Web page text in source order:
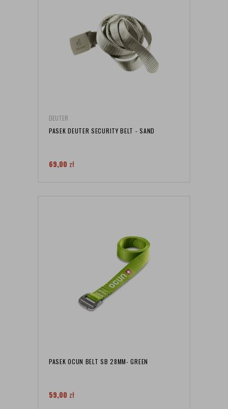
DEUTER
PASEK DEUTER SECURITY BELT - SAND
69,00 zł
PASEK OCUN BELT SB 28MM- GREEN
59,00 zł